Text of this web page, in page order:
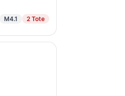
M4.1 2 Tote